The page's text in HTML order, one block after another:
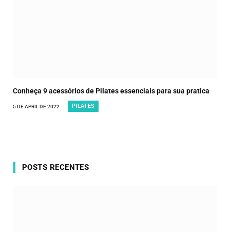
Conheça 9 acessórios de Pilates essenciais para sua pratica
5 DE APRIL DE 2022 PILATES
POSTS RECENTES